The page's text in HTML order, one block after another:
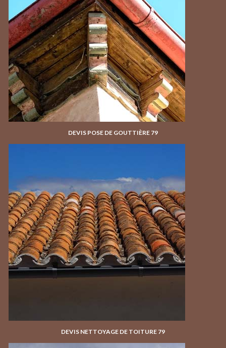
DEVIS POSE DE GOUTTIÈRE 79
DEVIS NETTOYAGE DE TOITURE 79